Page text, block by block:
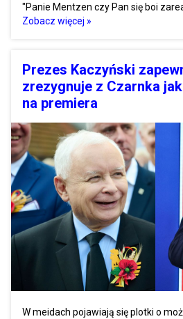
"Panie Mentzen czy Pan się boi
Zobacz więcej »
Prezes Kaczyński
zrezygnuje z Czarnka
na premiera
W meidach pojawiają się plotki o